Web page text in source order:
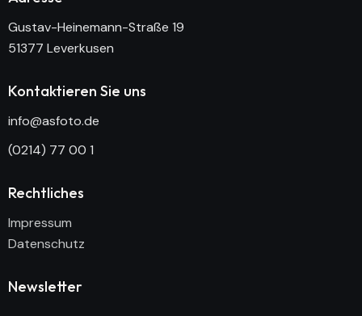
Gustav-Heinemann-Straße 19
51377 Leverkusen
Kontaktieren Sie uns
info@asfoto.de
(0214) 77 00 1
Rechtliches
Impressum
Datenschutz
Newsletter